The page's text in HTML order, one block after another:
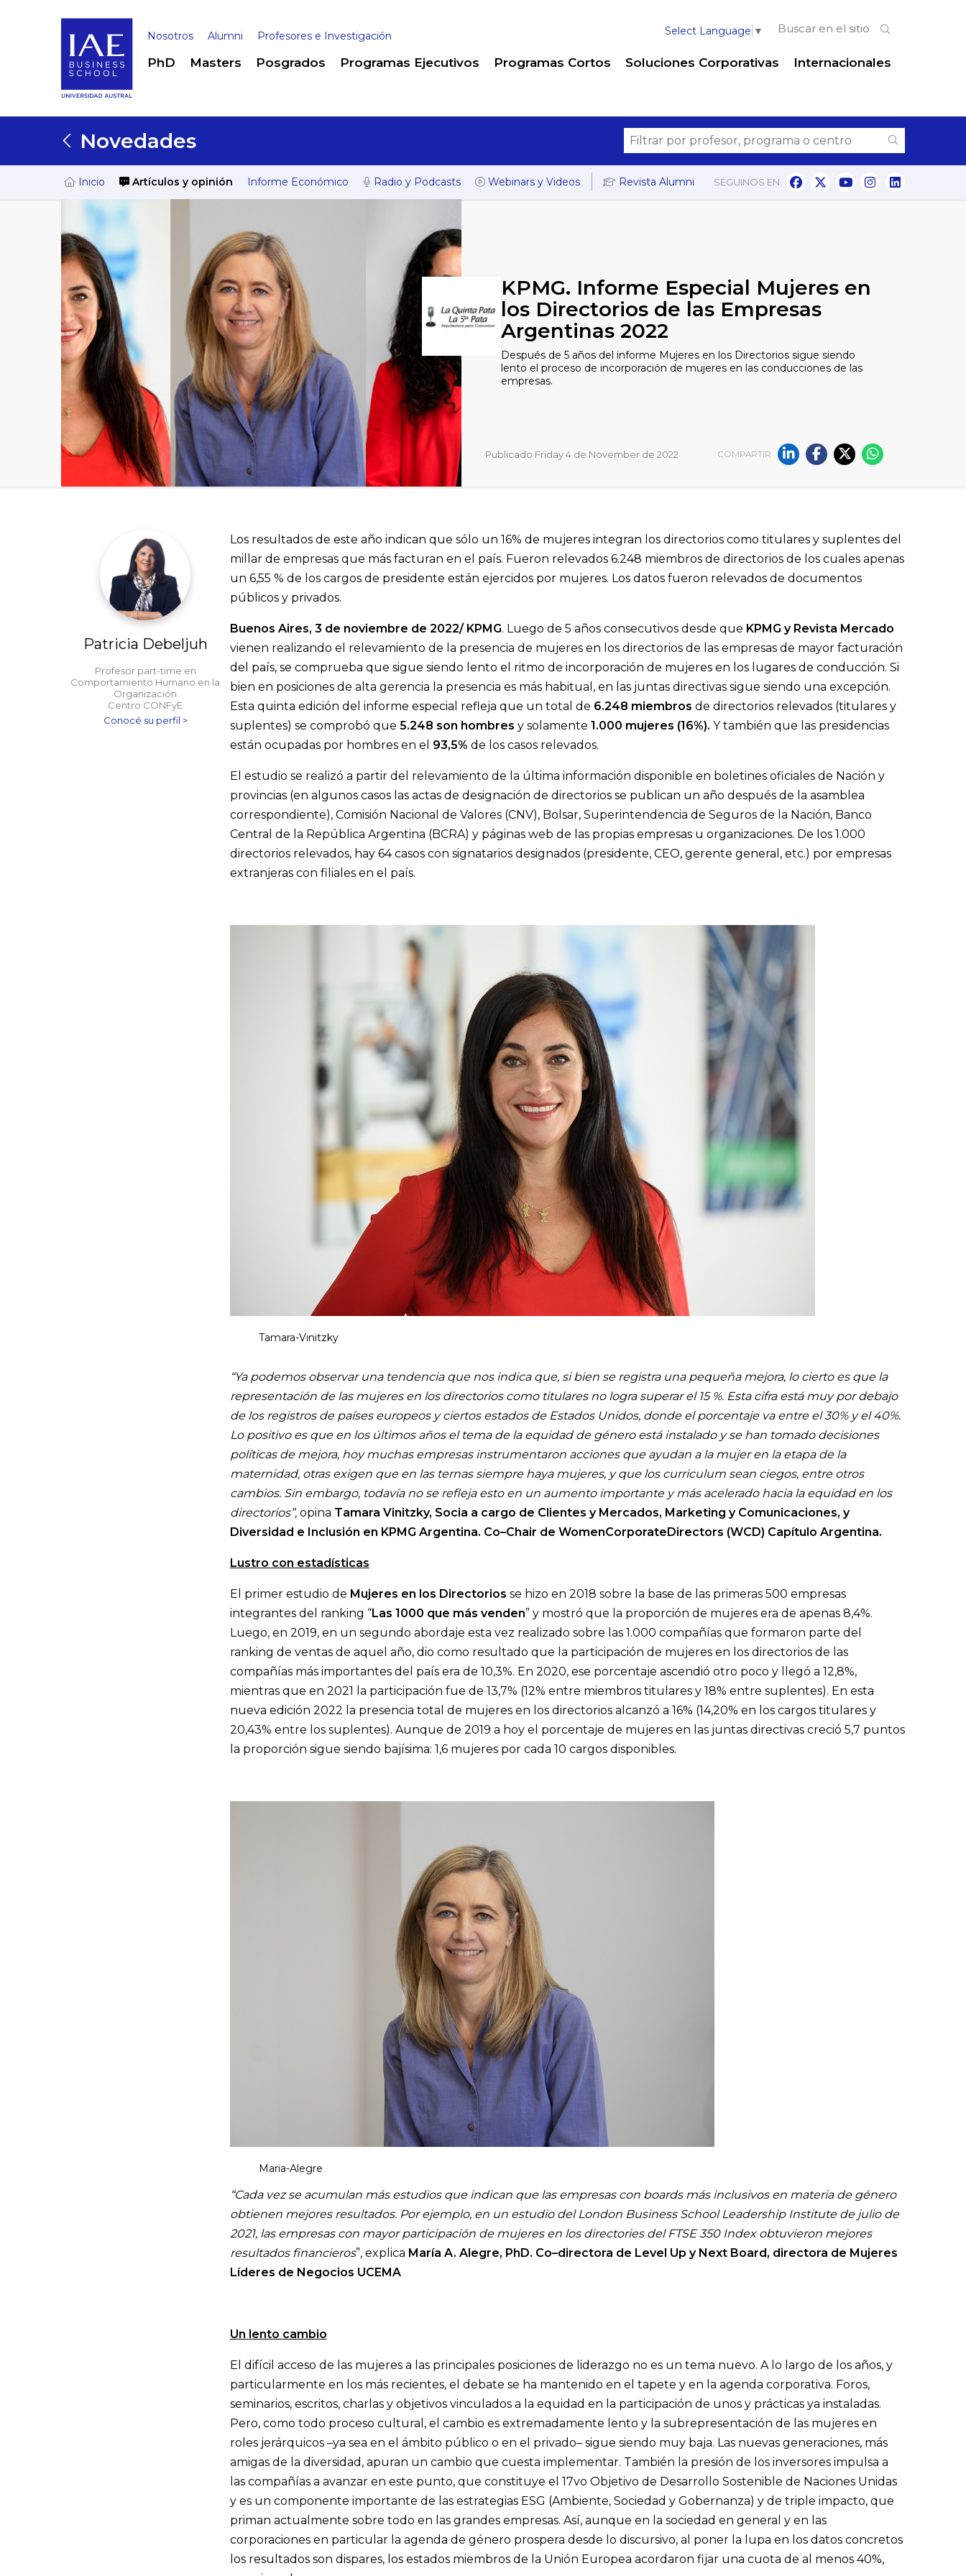
Select Language ▼
Nosotros Alumni Profesores e Investigación
PhD Masters Posgrados Programas Ejecutivos Programas Cortos Soluciones Corporativas Internacionales
Novedades
Inicio Artículos y opinión Informe Económico Radio y Podcasts Webinars y Videos Revista Alumni SEGUINOS EN
KPMG. Informe Especial Mujeres en
los Directorios de las Empresas
Argentinas 2022
Después de 5 años del informe Mujeres en los Directorios sigue siendo
lento el proceso de incorporación de mujeres en las conducciones de las
empresas.
Publicado Friday 4 de November de 2022 COMPARTIR
Patricia Debeljuh
Profesor part-time en
Comportamiento Humano en la
Organización
Centro CONFyE
Conocé su perfil >
Los resultados de este año indican que sólo un 16% de mujeres integran los directorios como titulares y suplentes del
millar de empresas que más facturan en el país. Fueron relevados 6.248 miembros de directorios de los cuales apenas
un 6,55 % de los cargos de presidente están ejercidos por mujeres. Los datos fueron relevados de documentos
públicos y privados.
Buenos Aires, 3 de noviembre de 2022/ KPMG. Luego de 5 años consecutivos desde que KPMG y Revista Mercado
vienen realizando el relevamiento de la presencia de mujeres en los directorios de las empresas de mayor facturación
del país, se comprueba que sigue siendo lento el ritmo de incorporación de mujeres en los lugares de conducción. Si
bien en posiciones de alta gerencia la presencia es más habitual, en las juntas directivas sigue siendo una excepción.
Esta quinta edición del informe especial refleja que un total de 6.248 miembros de directorios relevados (titulares y
suplentes) se comprobó que 5.248 son hombres y solamente 1.000 mujeres (16%). Y también que las presidencias
están ocupadas por hombres en el 93,5% de los casos relevados.
El estudio se realizó a partir del relevamiento de la última información disponible en boletines oficiales de Nación y
provincias (en algunos casos las actas de designación de directorios se publican un año después de la asamblea
correspondiente), Comisión Nacional de Valores (CNV), Bolsar, Superintendencia de Seguros de la Nación, Banco
Central de la República Argentina (BCRA) y páginas web de las propias empresas u organizaciones. De los 1.000
directorios relevados, hay 64 casos con signatarios designados (presidente, CEO, gerente general, etc.) por empresas
extranjeras con filiales en el país.
Tamara-Vinitzky
“Ya podemos observar una tendencia que nos indica que, si bien se registra una pequeña mejora, lo cierto es que la
representación de las mujeres en los directorios como titulares no logra superar el 15 %. Esta cifra está muy por debajo
de los registros de países europeos y ciertos estados de Estados Unidos, donde el porcentaje va entre el 30% y el 40%.
Lo positivo es que en los últimos años el tema de la equidad de género está instalado y se han tomado decisiones
políticas de mejora, hoy muchas empresas instrumentaron acciones que ayudan a la mujer en la etapa de la
maternidad, otras exigen que en las ternas siempre haya mujeres, y que los curriculum sean ciegos, entre otros
cambios. Sin embargo, todavía no se refleja esto en un aumento importante y más acelerado hacia la equidad en los
directorios”, opina Tamara Vinitzky, Socia a cargo de Clientes y Mercados, Marketing y Comunicaciones, y
Diversidad e Inclusión en KPMG Argentina. Co–Chair de WomenCorporateDirectors (WCD) Capítulo Argentina.
Lustro con estadísticas
El primer estudio de Mujeres en los Directorios se hizo en 2018 sobre la base de las primeras 500 empresas
integrantes del ranking “Las 1000 que más venden” y mostró que la proporción de mujeres era de apenas 8,4%.
Luego, en 2019, en un segundo abordaje esta vez realizado sobre las 1.000 compañías que formaron parte del
ranking de ventas de aquel año, dio como resultado que la participación de mujeres en los directorios de las
compañías más importantes del país era de 10,3%. En 2020, ese porcentaje ascendió otro poco y llegó a 12,8%,
mientras que en 2021 la participación fue de 13,7% (12% entre miembros titulares y 18% entre suplentes). En esta
nueva edición 2022 la presencia total de mujeres en los directorios alcanzó a 16% (14,20% en los cargos titulares y
20,43% entre los suplentes). Aunque de 2019 a hoy el porcentaje de mujeres en las juntas directivas creció 5,7 puntos
la proporción sigue siendo bajísima: 1,6 mujeres por cada 10 cargos disponibles.
Maria-Alegre
“Cada vez se acumulan más estudios que indican que las empresas con boards más inclusivos en materia de género
obtienen mejores resultados. Por ejemplo, en un estudio del London Business School Leadership Institute de julio de
2021, las empresas con mayor participación de mujeres en los directories del FTSE 350 Index obtuvieron mejores
resultados financieros”, explica María A. Alegre, PhD. Co–directora de Level Up y Next Board, directora de Mujeres
Líderes de Negocios UCEMA
Un lento cambio
El difícil acceso de las mujeres a las principales posiciones de liderazgo no es un tema nuevo. A lo largo de los años, y
particularmente en los más recientes, el debate se ha mantenido en el tapete y en la agenda corporativa. Foros,
seminarios, escritos, charlas y objetivos vinculados a la equidad en la participación de unos y prácticas ya instaladas.
Pero, como todo proceso cultural, el cambio es extremadamente lento y la subrepresentación de las mujeres en
roles jerárquicos –ya sea en el ámbito público o en el privado– sigue siendo muy baja. Las nuevas generaciones, más
amigas de la diversidad, apuran un cambio que cuesta implementar. También la presión de los inversores impulsa a
las compañías a avanzar en este punto, que constituye el 17vo Objetivo de Desarrollo Sostenible de Naciones Unidas
y es un componente importante de las estrategias ESG (Ambiente, Sociedad y Gobernanza) y de triple impacto, que
priman actualmente sobre todo en las grandes empresas. Así, aunque en la sociedad en general y en las
corporaciones en particular la agenda de género prospera desde lo discursivo, al poner la lupa en los datos concretos
los resultados son dispares, los estados miembros de la Unión Europea acordaron fijar una cuota de al menos 40%,